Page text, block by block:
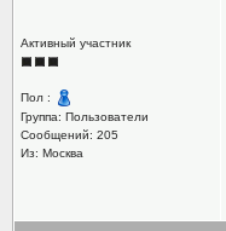
Активный участник
Пол :
Группа: Пользователи
Сообщений: 205
Из: Москва